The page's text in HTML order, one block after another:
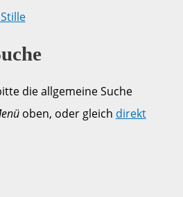
die allgemeine Suche
oben, oder gleich direkt